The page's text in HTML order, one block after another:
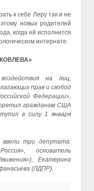
к себе Леру так и не
новых родителей
когда ей исполнится
интернате.
на лиц,
прав и свобод
Федерации»,
гражданам США
в силу 1 января
ввели три депутата:
основатель
Екатерина
(ЛДПР).